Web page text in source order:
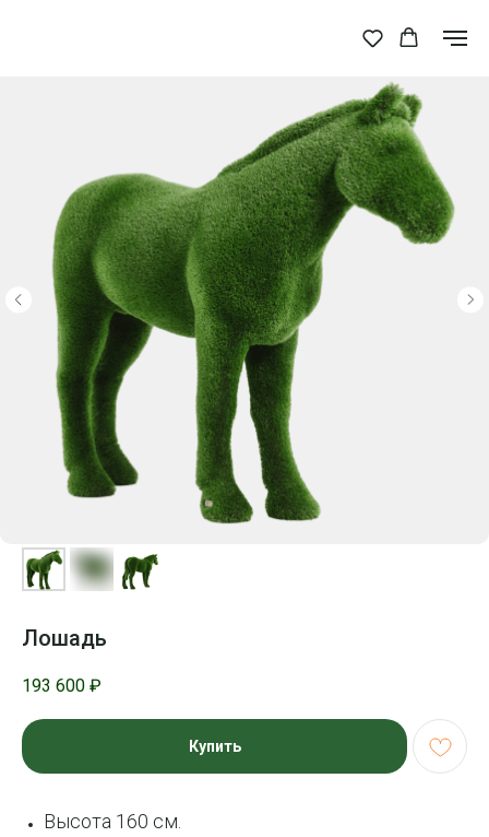
Лошадь
193 600 ₽
Купить
Высота 160 см.